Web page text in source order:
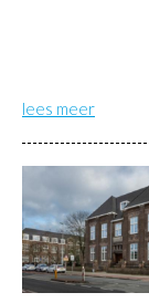
lees meer